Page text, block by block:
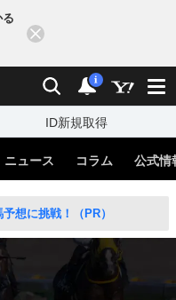
検索 通知
i
ID新規取得
ニュース コラム 公式情
想に挑戦！（PR）